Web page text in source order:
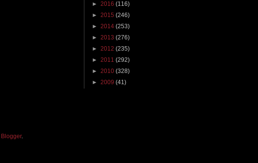
► 2016 (116)
► 2015 (246)
► 2014 (253)
► 2013 (276)
► 2012 (235)
► 2011 (292)
► 2010 (328)
► 2009 (41)
Blogger.